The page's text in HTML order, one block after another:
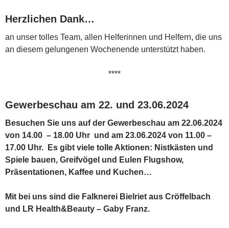
Herzlichen Dank…
an unser tolles Team, allen Helferinnen und Helfern, die uns
an diesem gelungenen Wochenende unterstützt haben.
****
Gewerbeschau am 22. und 23.06.2024
Besuchen Sie uns auf der Gewerbeschau am 22.06.2024
von 14.00 – 18.00 Uhr und am 23.06.2024 von 11.00 –
17.00 Uhr. Es gibt viele tolle Aktionen: Nistkästen und
Spiele bauen, Greifvögel und Eulen Flugshow,
Präsentationen, Kaffee und Kuchen…
Mit bei uns sind die Falknerei Bielriet aus Cröffelbach
und LR Health&Beauty – Gaby Franz.